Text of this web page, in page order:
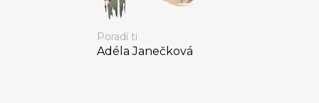
Poradí ti
Adéla Janečková